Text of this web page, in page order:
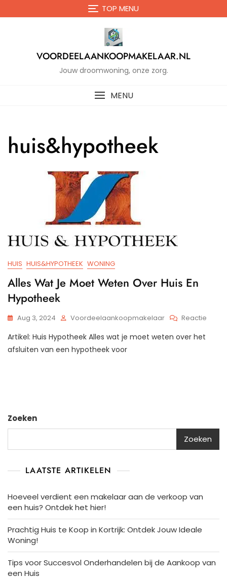
de
TOP MENU
VOORDEELAANKOOPMAKELAAR.NL
Jouw droomwoning, onze zorg.
MENU
huis&hypotheek
HUIS HUIS&HYPOTHEEK WONING
Alles Wat Je Moet Weten Over Huis En
Hypotheek
Aug 3, 2024 Voordeelaankoopmakelaar Reactie
Artikel: Huis Hypotheek Alles wat je moet weten over het
afsluiten van een hypotheek voor
Zoeken
Zoeken
LAATSTE ARTIKELEN
Hoeveel verdient een makelaar aan de verkoop van
een huis? Ontdek het hier!
Prachtig Huis te Koop in Kortrijk: Ontdek Jouw Ideale
Woning!
Tips voor Succesvol Onderhandelen bij de Aankoop van
een Huis